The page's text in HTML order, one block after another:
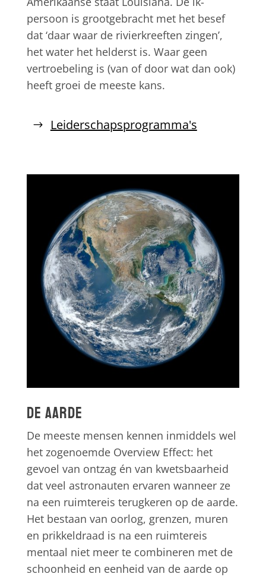
persoon is grootgebracht met het besef
dat ‘daar waar de rivierkreeften zingen’,
het water het helderst is. Waar geen
vertroebeling is (van of door wat dan ook)
heeft groei de meeste kans.
Leiderschapsprogramma's
De aarde
De meeste mensen kennen inmiddels wel
het zogenoemde Overview Effect: het
gevoel van ontzag én van kwetsbaarheid
dat veel astronauten ervaren wanneer ze
na een ruimtereis terugkeren op de aarde.
Het bestaan van oorlog, grenzen, muren
en prikkeldraad is na een ruimtereis
mentaal niet meer te combineren met de
schoonheid en eenheid van de aarde op